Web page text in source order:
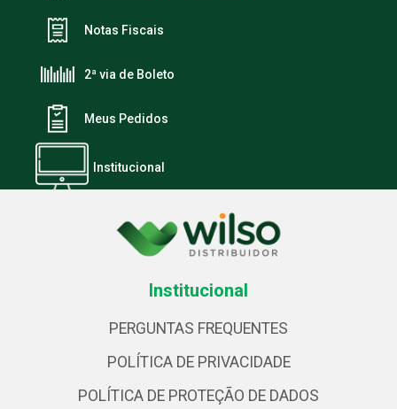
Notas Fiscais
2ª via de Boleto
Meus Pedidos
Institucional
Institucional
PERGUNTAS FREQUENTES
POLÍTICA DE PRIVACIDADE
POLÍTICA DE PROTEÇÃO DE DADOS